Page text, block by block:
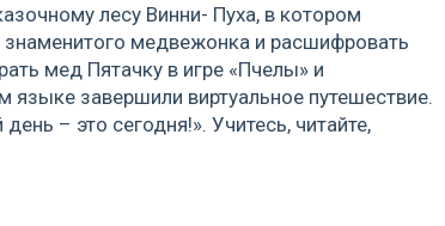
лесу Винни- Пуха, в котором
знаменитого медвежонка и расшифровать
мед Пятачку в игре «Пчелы» и
завершили виртуальное путешествие.
– это сегодня!». Учитесь, читайте,